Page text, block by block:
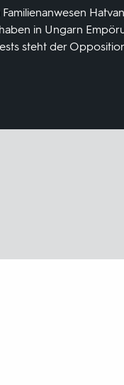
in Ungarn
steht der